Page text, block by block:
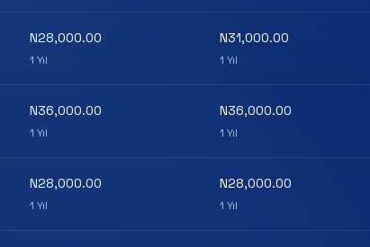
N28,000.00
1 Yıl
N31,000.00
1 Yıl
N36,000.00
1 Yıl
N36,000.00
1 Yıl
N28,000.00
1 Yıl
N28,000.00
1 Yıl